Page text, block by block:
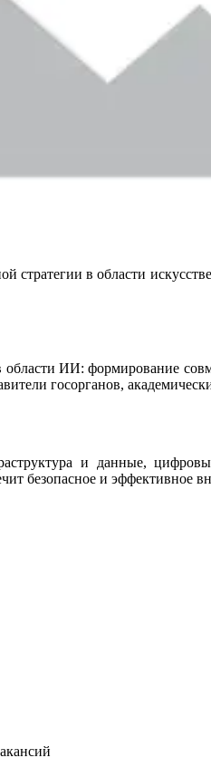
стратегии в области
ИИ: формирование
госорганов,
и данные,
безопасное и эффективное